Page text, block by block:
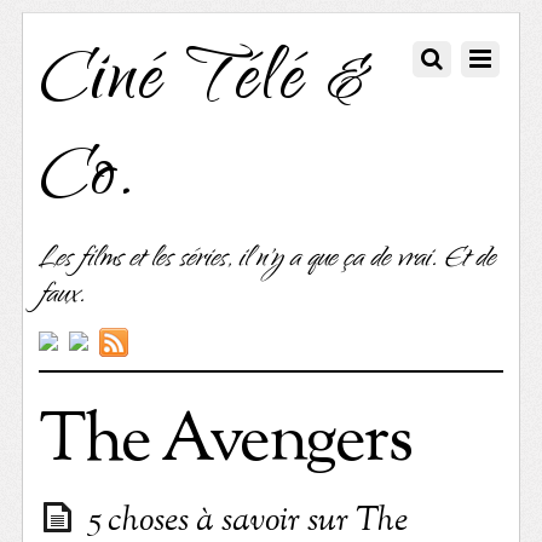
Ciné Télé &
Co.
Les films et les séries, il n'y a que ça de vrai. Et de
faux.
The Avengers
5 choses à savoir sur The